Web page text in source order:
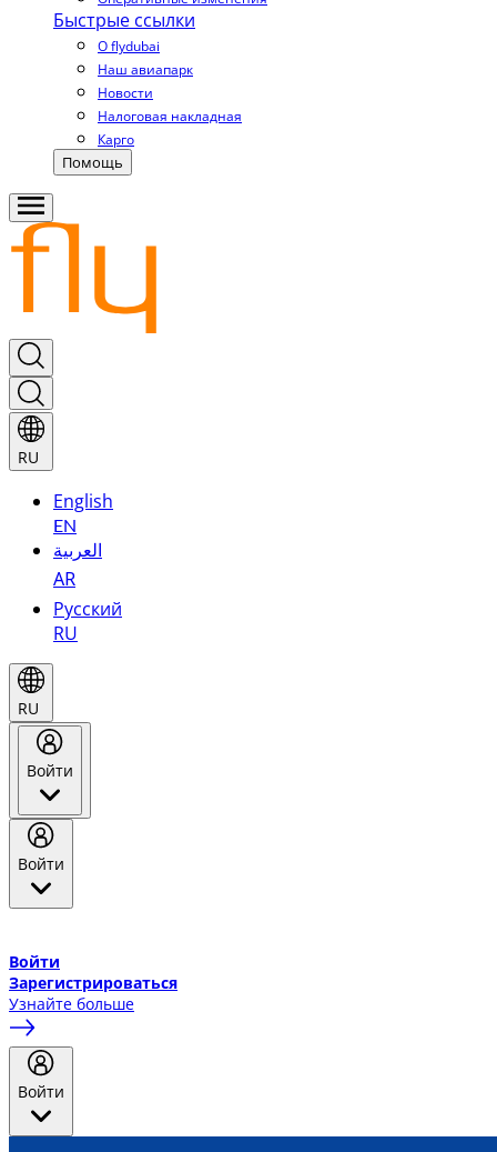
Быстрые ссылки
О flydubai
Наш авиапарк
Новости
Налоговая накладная
Карго
Помощь
RU
English
EN
العربية
AR
Русский
RU
RU
Войти
Войти
Войти
Зарегистрироваться
Узнайте больше
Войти